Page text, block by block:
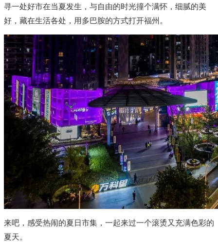
寻一处好市在当夏发生，与自由的时光撞个满怀，细腻的美
好，藏在生活各处，用多巴胺的方式打开福州。
来吧，感受热闹的夏日市集，一起来过一个滚烫又充满色彩的
夏天。